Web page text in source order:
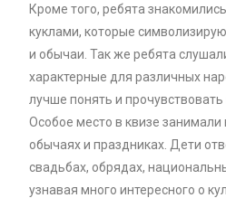
Кроме того, ребята
куклами, которые
и обычаи. Так же ребята
характерные для различных
лучше понять и
Особое место в квизе
обычаях и праздниках. Дети
свадьбах, обрядах,
узнавая много интересного о